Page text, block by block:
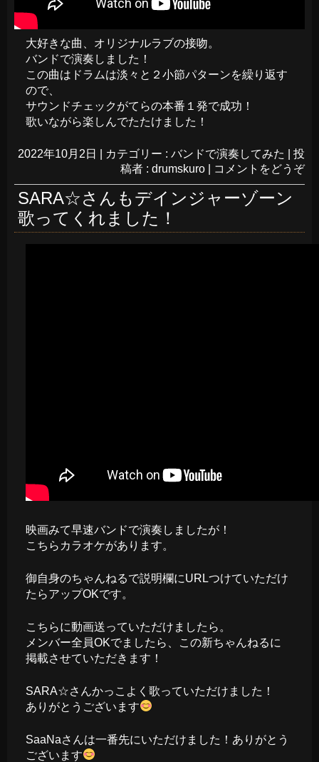
大好きな曲、オリジナルラブの接吻。
バンドで演奏しました！
この曲はドラムは淡々と２小節パターンを繰り返す
ので、
サウンドチェックがてらの本番１発で成功！
歌いながら楽しんでたたけました！
2022年10月2日 カテゴリー : バンドで演奏してみた
投
稿者 : drumskuro
コメントをどうぞ
SARA☆さんもデインジャーゾーン
歌ってくれました！
映画みて早速バンドで演奏しましたが！
こちらカラオケがあります。
御自身のちゃんねるで説明欄にURLつけていただけ
たらアップOKです。
こちらに動画送っていただけましたら。
メンバー全員OKでましたら、この新ちゃんねるに
掲載させていただきます！
SARA☆さんかっこよく歌っていただけました！
ありがとうございます
SaaNaさんは一番先にいただけました！ありがとう
ございます